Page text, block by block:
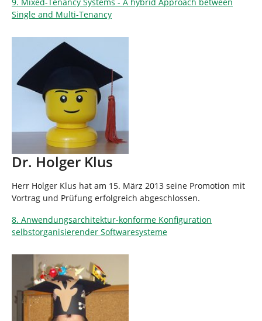
Single and Multi-Tenancy
Dr. Holger Klus
Herr Holger Klus hat am 15. März 2013 seine Promotion mit
Vortrag und Prüfung erfolgreich abgeschlossen.
8. Anwendungsarchitektur-konforme Konfiguration
selbstorganisierender Softwaresysteme